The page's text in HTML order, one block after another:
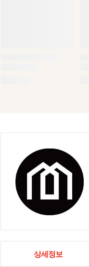
상세정보